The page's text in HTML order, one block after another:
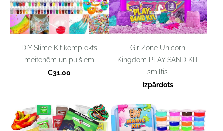
DIY Slime Kit komplekts
meitenēm un puišiem
€31.00
GirlZone Unicorn
Kingdom PLAY SAND KIT
smiltis
Izpārdots